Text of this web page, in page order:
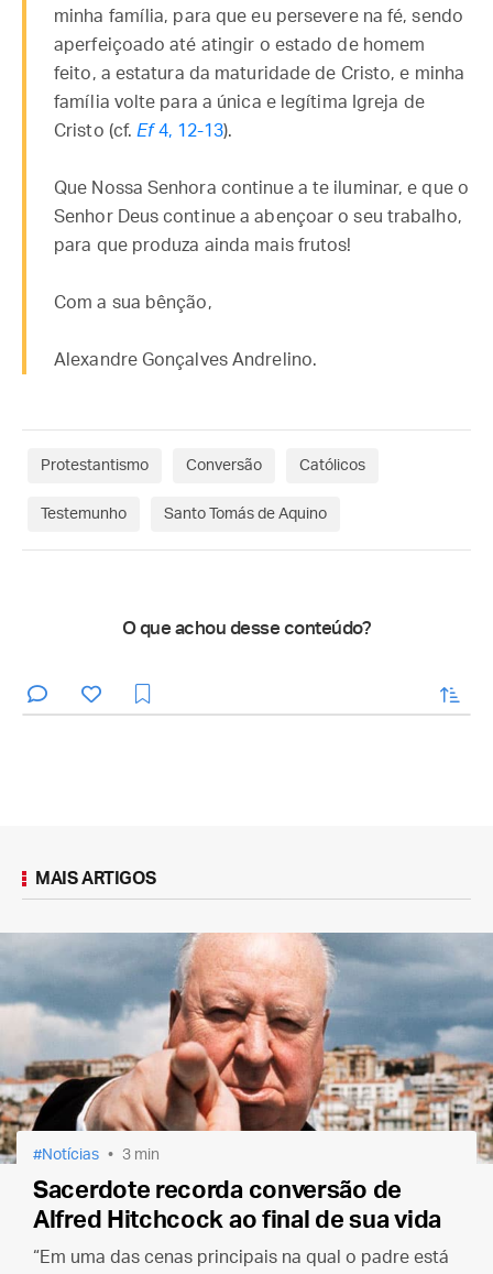
minha família, para que eu persevere na fé, sendo
aperfeiçoado até atingir o estado de homem
feito, a estatura da maturidade de Cristo, e minha
família volte para a única e legítima Igreja de
Cristo (cf. Ef4, 12-13).
Que Nossa Senhora continue a te iluminar, e que o
Senhor Deus continue a abençoar o seu trabalho,
para que produza ainda mais frutos!
Com a sua bênção,
Alexandre Gonçalves Andrelino.
Protestantismo Conversão Católicos
Testemunho Santo Tomás de Aquino
O que achou desse conteúdo?
enviar
MAIS ARTIGOS
Notícias 3 min
Sacerdote recorda conversão de
Alfred Hitchcock ao final de sua vida
“Em uma das cenas principais na qual o padre está